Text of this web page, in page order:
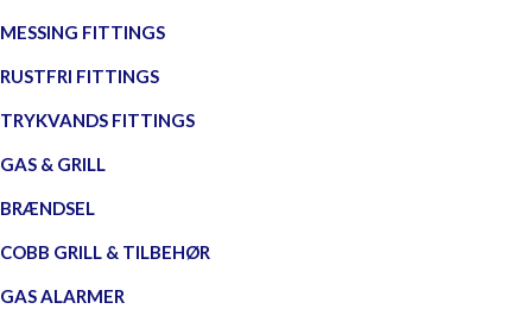
MESSING FITTINGS
RUSTFRI FITTINGS
TRYKVANDS FITTINGS
GAS & GRILL
BRÆNDSEL
COBB GRILL & TILBEHØR
GAS ALARMER